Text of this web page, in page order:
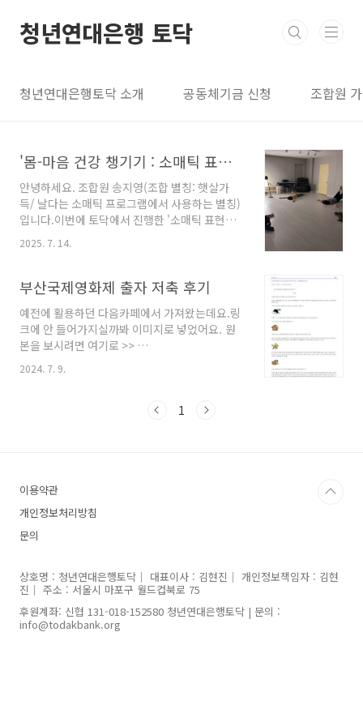
청년연대은행 토닥
청년연대은행토닥 소개 공동체기금 신청 조합원
'몸-마음 건강 챙기기 : 소매틱 표현예술치유' 프로그램 후기
안녕하세요. 조합원 송지영(조합 별칭: 햇살가
득/ 날다는 소매틱 프로그램에서 사용하는 별칭)
입니다.이번에 토닥에서 진행한 '소매틱 표현예
술치유' 프로그램 참가 후기를 남깁니다. 미아사
거리역 근처 어느 공간, 약간 어두운 조명 아래 사
가 수진(수달)님의 지도로 내 몸과 마음을 돌보는
과 나이 소개 대신 불리고 싶은 별칭으로 불려 더
마음이 편안했어요. 처음 만나는 사람들과 서로
가 되어 마음을 나눴던 시간이었어요. 내 몸의 아
픈 부위를 들여다보기도 하고, 일상 속 각자의 어
른 사람이 알려주었어요. 그것이 사람이 혼자 살
2025. 7. 14.
부산국제영화제 출자 저축 후기
예전에 활용하던 다음카페에서 가져왔는데요.링
크에 안 들어가지실까봐 이미지로 넣었어요. 원
본을 보시려면 여기로 >>
https://cafe.daum.net/ybank1030/GyjK/18
2024. 7. 9.
1
이용약관
개인정보처리방침
문의
상호명 : 청년연대은행토닥｜ 대표이사 : 김현진｜ 개인정보책임자 : 김현
진｜ 주소 : 서울시 마포구 월드컵북로 75
후원계좌: 신협 131-018-152580 청년연대은행토닥 | 문의 :
info@todakbank.org